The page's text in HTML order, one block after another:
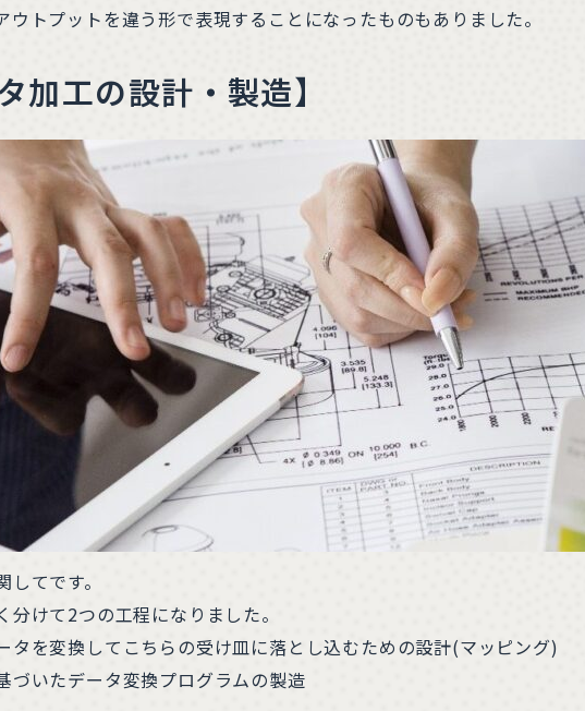
ウトプットを違う形で表現することになったものもありました。
加工の設計・製造】
てです。
分けて2つの工程になりました。
タを変換してこちらの受け皿に落とし込むための設計(マッピング)
づいたデータ変換プログラムの製造